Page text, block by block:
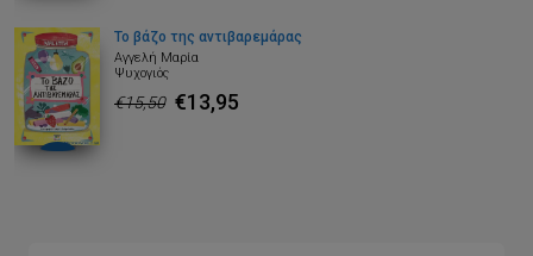
Το βάζο της αντιβαρεμάρας
Αγγελή Μαρία
Ψυχογιός
€15,50 €13,95